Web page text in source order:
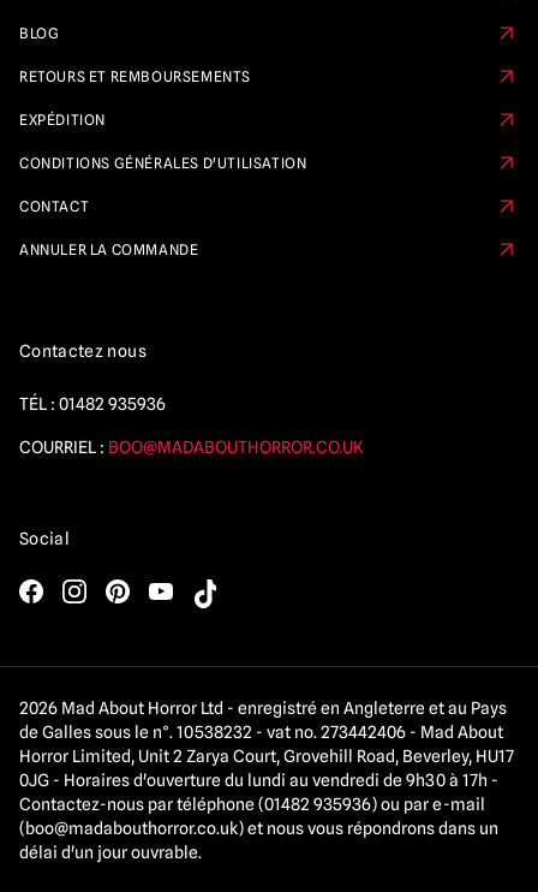
BLOG
RETOURS ET REMBOURSEMENTS
EXPÉDITION
CONDITIONS GÉNÉRALES D'UTILISATION
CONTACT
ANNULER LA COMMANDE
Contactez nous
TÉL : 01482 935936
COURRIEL : BOO@MADABOUTHORROR.CO.UK
Social
2026 Mad About Horror Ltd - enregistré en Angleterre et au Pays
de Galles sous le n°. 10538232 - vat no. 273442406 - Mad About
Horror Limited, Unit 2 Zarya Court, Grovehill Road, Beverley, HU17
0JG - Horaires d'ouverture du lundi au vendredi de 9h30 à 17h -
Contactez-nous par téléphone (01482 935936) ou par e-mail
(boo@madabouthorror.co.uk) et nous vous répondrons dans un
délai d'un jour ouvrable.